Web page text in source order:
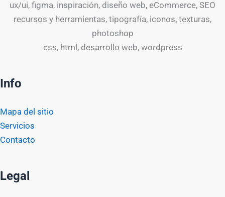
ux/ui, figma, inspiración, diseño web, eCommerce, SEO
recursos y herramientas, tipografía, iconos, texturas,
photoshop
css, html, desarrollo web, wordpress
Info
Mapa del sitio
Servicios
Contacto
Legal